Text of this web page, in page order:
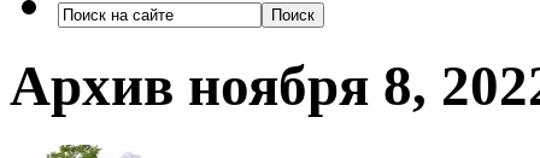
Архив ноября 8,